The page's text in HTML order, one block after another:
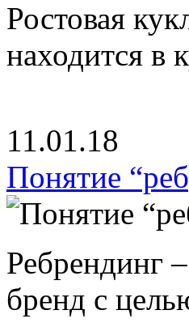
Ростовая
находится
11.01.18
Понятие
Ребрендинг
бренд с